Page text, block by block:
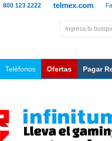
telmex.com
800 123 2222
Teléfonos Ofertas Pagar